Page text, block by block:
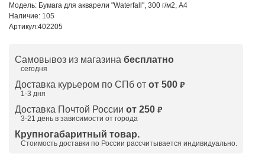
Модель: Бумага для акварели "Waterfall", 300 г/м2, А4
Наличие: 105
Артикул:402205
Самовывоз из магазина бесплатно
сегодня
Доставка курьером по СПб от от 500 ₽
1-3 дня
Доставка Почтой России от 250 ₽
3-21 день в зависимости от города
Крупногабаритный товар.
Стоимость доставки по России рассчитывается индивидуально.